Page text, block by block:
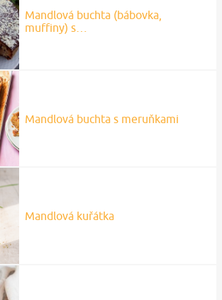
Mandlová buchta (bábovka,
muffiny) s…
Mandlová buchta s meruňkami
Mandlová kuřátka